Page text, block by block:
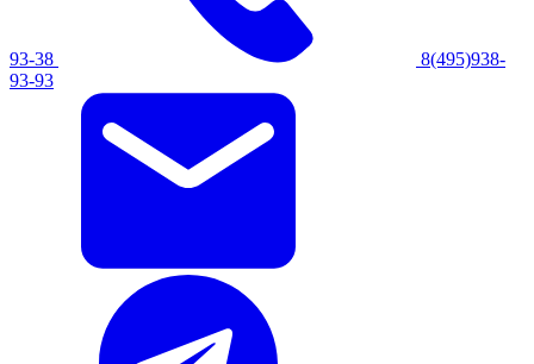
93-38
8(495)938-
93-93